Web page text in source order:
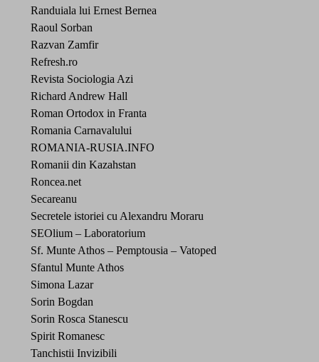
Randuiala lui Ernest Bernea
Raoul Sorban
Razvan Zamfir
Refresh.ro
Revista Sociologia Azi
Richard Andrew Hall
Roman Ortodox in Franta
Romania Carnavalului
ROMANIA-RUSIA.INFO
Romanii din Kazahstan
Roncea.net
Secareanu
Secretele istoriei cu Alexandru Moraru
SEOlium – Laboratorium
Sf. Munte Athos – Pemptousia – Vatoped
Sfantul Munte Athos
Simona Lazar
Sorin Bogdan
Sorin Rosca Stanescu
Spirit Romanesc
Tanchistii Invizibili